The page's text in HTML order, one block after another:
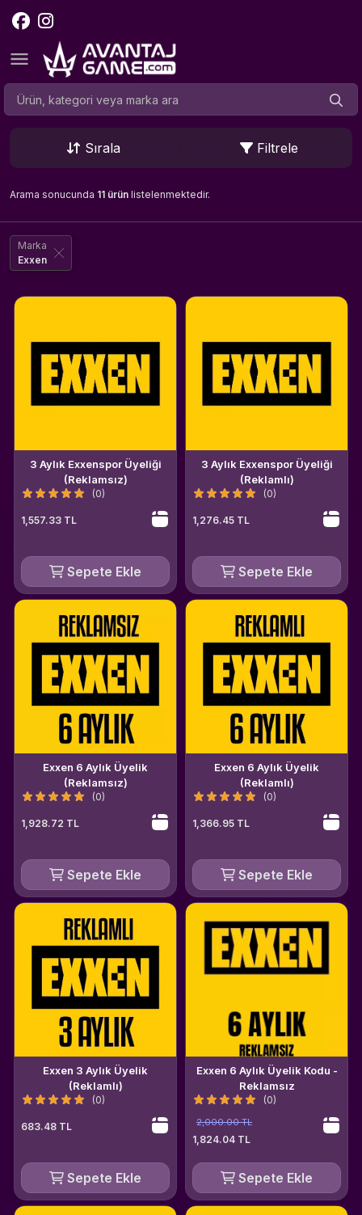
Sırala Filtrele
Arama sonucunda 11 ürün listelenmektedir.
Marka
Exxen
3 Aylık Exxenspor Üyeliği
(Reklamsız)
(0)
1,557.33 TL
Sepete Ekle
3 Aylık Exxenspor Üyeliği
(Reklamlı)
(0)
1,276.45 TL
Sepete Ekle
Exxen 6 Aylık Üyelik
(Reklamsız)
(0)
1,928.72 TL
Sepete Ekle
Exxen 6 Aylık Üyelik
(Reklamlı)
(0)
1,366.95 TL
Sepete Ekle
Exxen 3 Aylık Üyelik
(Reklamlı)
(0)
683.48 TL
Sepete Ekle
Exxen 6 Aylık Üyelik Kodu -
Reklamsız
(0)
2,000.00 TL
1,824.04 TL
Sepete Ekle